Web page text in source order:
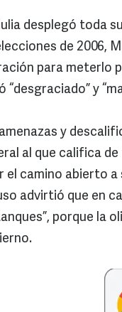
desplegó toda
de 2006,
para meterlo
“desgraciado” y
y
al que califica
el camino abierto
advirtió que en
porque la